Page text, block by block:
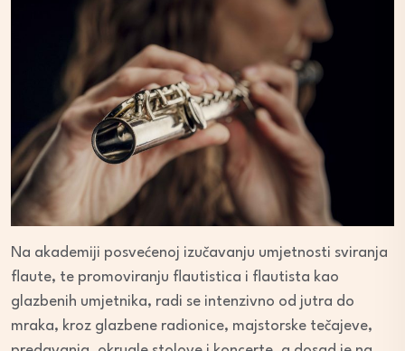
Na akademiji posvećenoj izučavanju umjetnosti sviranja
flaute, te promoviranju flautistica i flautista kao
glazbenih umjetnika, radi se intenzivno od jutra do
mraka, kroz glazbene radionice, majstorske tečajeve,